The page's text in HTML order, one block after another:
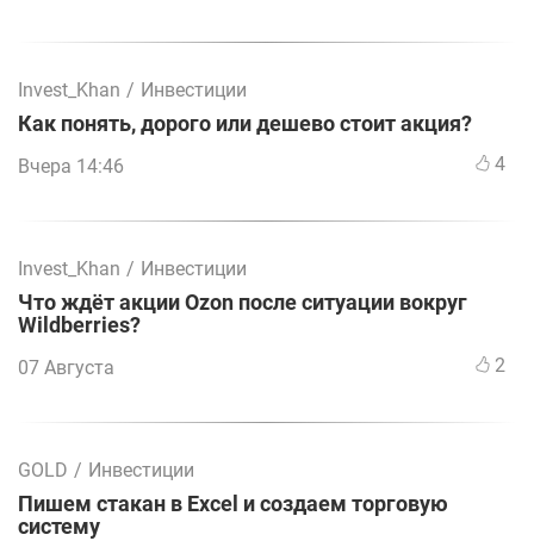
Invest_Khan / Инвестиции
Как понять, дорого или дешево стоит акция?
Вчера 14:46 4
Invest_Khan / Инвестиции
Что ждёт акции Ozon после ситуации вокруг
Wildberries?
07 Августа 2
GOLD / Инвестиции
Пишем стакан в Excel и создаем торговую
систему